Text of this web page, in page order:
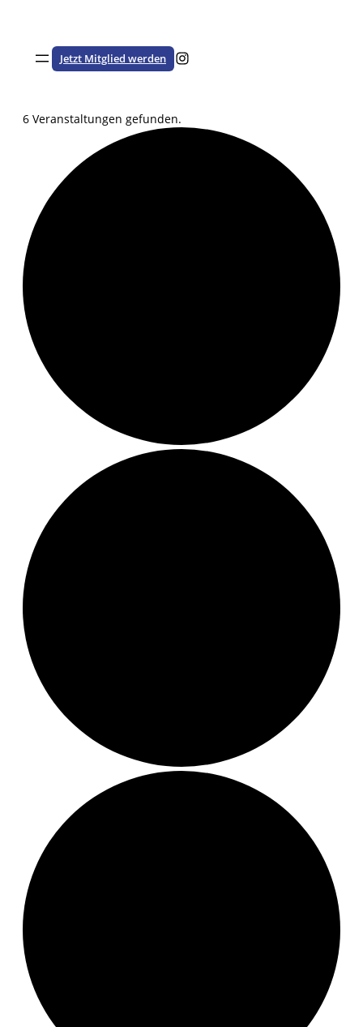
Jetzt Mitglied werden Besuche den HSTV auf Instagram
6 Veranstaltungen gefunden.